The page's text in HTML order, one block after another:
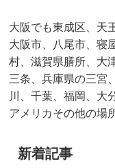
大阪でも東成区、天
大阪市、八尾市、寝
村、滋賀県膳所、大
三条、兵庫県の三宮
川、千葉、福岡、大
アメリカその他の場
新着記事